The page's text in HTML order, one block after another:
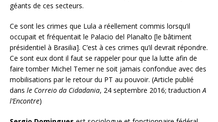
géants de ces secteurs.
Ce sont les crimes que Lula a réellement commis lorsqu’il
occupait et fréquentait le Palacio del Planalto [le bâtiment
présidentiel à Brasilia]. C’est à ces crimes qu’il devrait répondre.
Ce sont eux dont il faut se rappeler pour que la lutte afin de
faire tomber Michel Temer ne soit jamais confondue avec des
mobilisations par le retour du PT au pouvoir. (Article publié
dans le Correio da Cidadania, 24 septembre 2016; traduction A
l’Encontre)